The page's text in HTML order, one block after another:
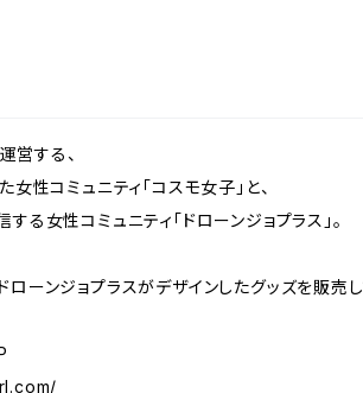
営する、
女性コミュニティ「コスモ女子」と、
る女性コミュニティ「ドローンジョプラス」。
ーンジョプラスがデザインしたグッズを販売し